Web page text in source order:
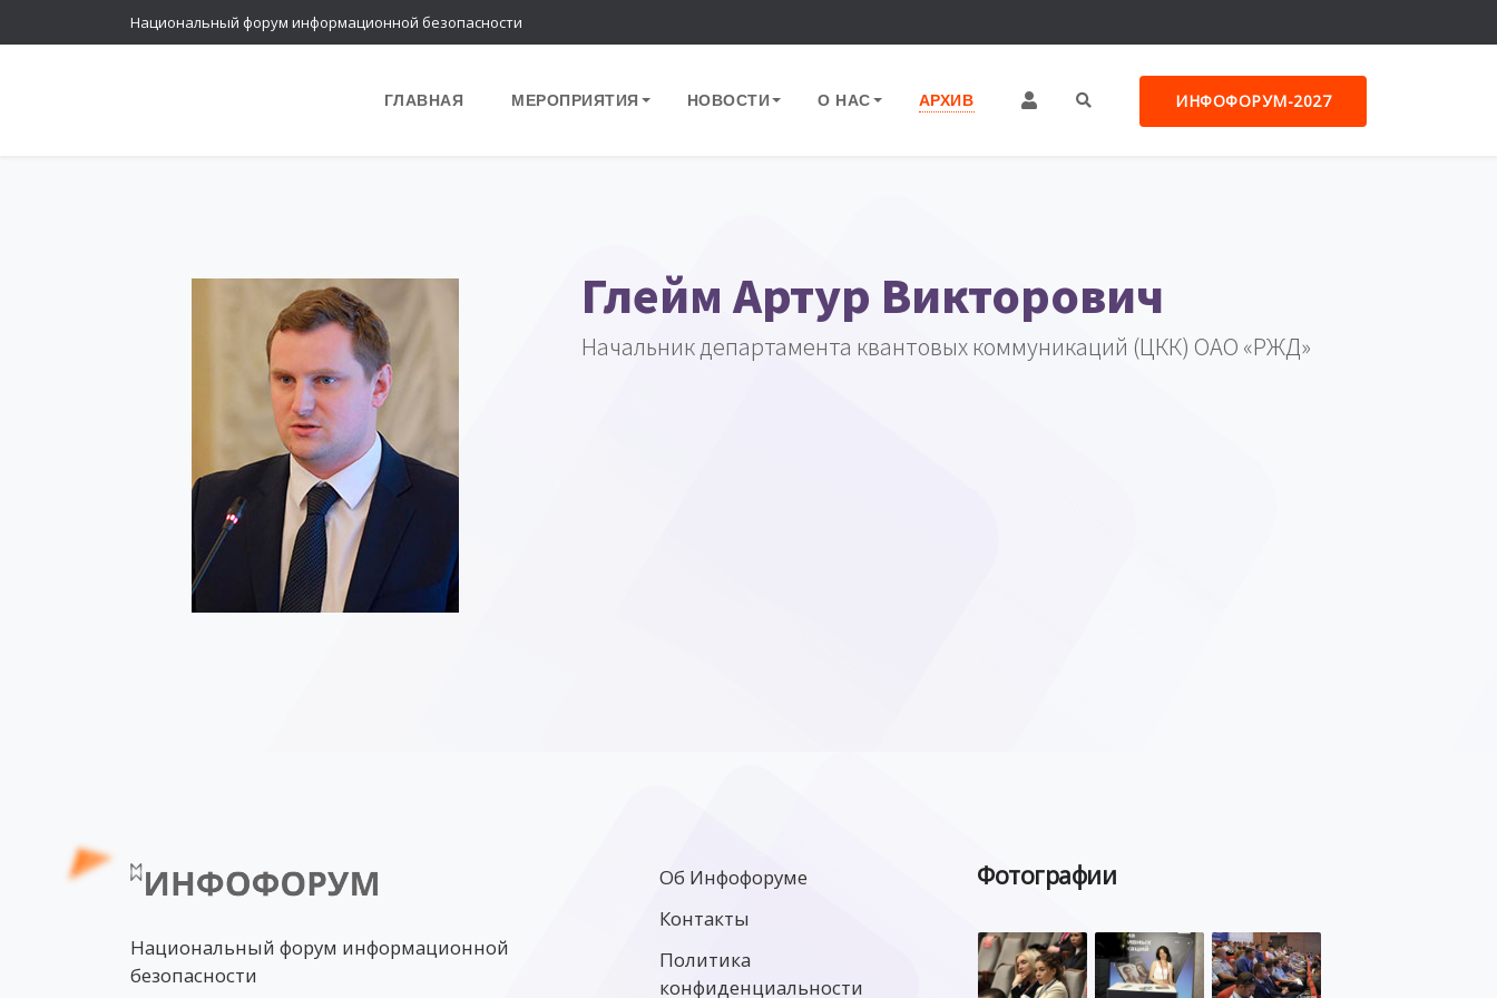
Национальный форум информационной безопасности
ГЛАВНАЯ МЕРОПРИЯТИЯ НОВОСТИ О НАС АРХИВ ИНФОФОРУМ-2027
Глейм Артур Викторович
Начальник департамента квантовых коммуникаций (ЦКК) ОАО «РЖД»
Национальный форум информационной
безопасности
Об Инфофоруме
Контакты
Политика
конфиденциальности
Фотографии